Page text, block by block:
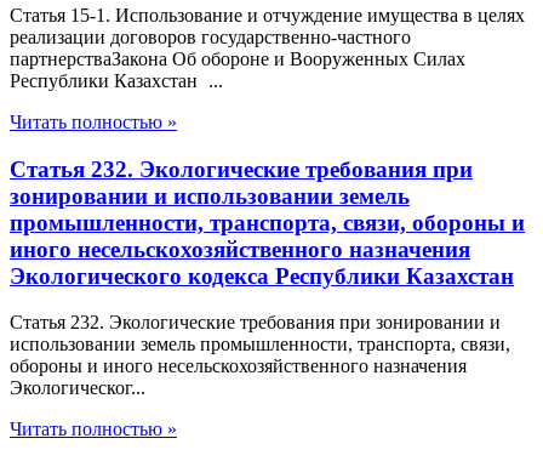
Статья 15-1. Использование и отчуждение имущества в целях
реализации договоров государственно-частного
партнерстваЗакона Об обороне и Вооруженных Силах
Республики Казахстан ...
Читать полностью »
Статья 232. Экологические требования при
зонировании и использовании земель
промышленности, транспорта, связи, обороны и
иного несельскохозяйственного назначения
Экологического кодекса Республики Казахстан
Статья 232. Экологические требования при зонировании и
использовании земель промышленности, транспорта, связи,
обороны и иного несельскохозяйственного назначения
Экологическог...
Читать полностью »